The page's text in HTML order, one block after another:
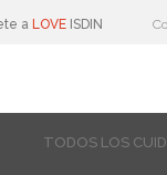
a LOVE ISDIN
TODOS LOS